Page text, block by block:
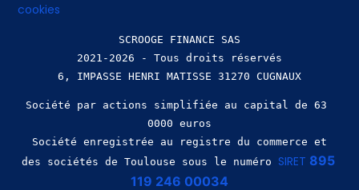
cookies
SCROOGE FINANCE SAS
2021-2026 - Tous droits réservés
Société par actions simplifiée au capital de 63
0000 euros
des sociétés de Toulouse sous le numéro SIRET 895
119 246 00034